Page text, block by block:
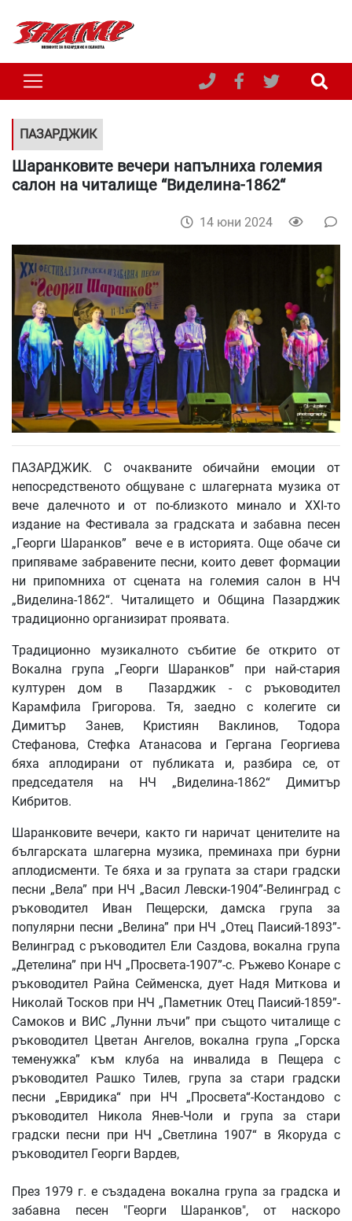
ПАЗАРДЖИК
Шаранковите вечери напълниха големия
салон на читалище “Виделина-1862“
14 юни 2024
ПАЗАРДЖИК. С очакваните обичайни емоции от
непосредственото общуване с шлагерната музика от
вече далечното и от по-близкото минало и XXI-то
издание на Фестивала за градската и забавна песен
„Георги Шаранков” вече е в историята. Още обаче си
припяваме забравените песни, които девет формации
ни припомниха от сцената на големия салон в НЧ
„Виделина-1862“. Читалището и Община Пазарджик
традиционно организират проявата.
Традиционно музикалното събитие бе открито от
Вокална група „Георги Шаранков” при най-стария
културен дом в Пазарджик - с ръководител
Карамфила Григорова. Тя, заедно с колегите си
Димитър Занев, Кристиян Ваклинов, Тодора
Стефанова, Стефка Атанасова и Гергана Георгиева
бяха аплодирани от публиката и, разбира се, от
председателя на НЧ „Виделина-1862“ Димитър
Кибритов.
Шаранковите вечери, както ги наричат ценителите на
българската шлагерна музика, преминаха при бурни
аплодисменти. Те бяха и за групата за стари градски
песни „Вела” при НЧ „Васил Левски-1904”-Велинград с
ръководител Иван Пещерски, дамска група за
популярни песни „Велина” при НЧ „Отец Паисий-1893”-
Велинград с ръководител Ели Саздова, вокална група
„Детелина” при НЧ „Просвета-1907”-с. Ръжево Конаре с
ръководител Райна Сейменска, дует Надя Миткова и
Николай Тосков при НЧ „Паметник Отец Паисий-1859”-
Самоков и ВИС „Лунни лъчи” при същото читалище с
ръководител Цветан Ангелов, вокална група „Горска
теменужка” към клуба на инвалида в Пещера с
ръководител Рашко Тилев, група за стари градски
песни „Евридика“ при НЧ „Просвета“-Костандово с
ръководител Никола Янев-Чоли и група за стари
градски песни при НЧ „Светлина 1907“ в Якоруда с
ръководител Георги Вардев,
През 1979 г. е създадена вокална група за градска и
забавна песен "Георги Шаранков", от наскоро